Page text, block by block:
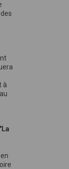
à